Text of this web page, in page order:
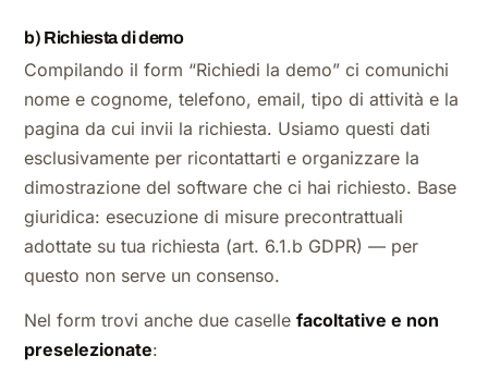
b) Richiesta di demo
Compilando il form “Richiedi la demo” ci comunichi
nome e cognome, telefono, email, tipo di attività e la
pagina da cui invii la richiesta. Usiamo questi dati
esclusivamente per ricontattarti e organizzare la
dimostrazione del software che ci hai richiesto. Base
giuridica: esecuzione di misure precontrattuali
adottate su tua richiesta (art. 6.1.b GDPR) — per
questo non serve un consenso.
Nel form trovi anche due caselle facoltative e non
preselezionate: